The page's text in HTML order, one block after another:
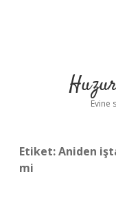
Evine
Etiket:Aniden
mi